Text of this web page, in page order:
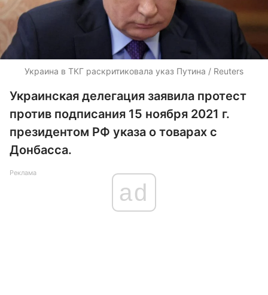
Украина в ТКГ раскритиковала указ Путина / Reuters
Украинская делегация заявила протест
против подписания 15 ноября 2021 г.
президентом РФ указа о товарах с
Донбасса.
Реклама
ad